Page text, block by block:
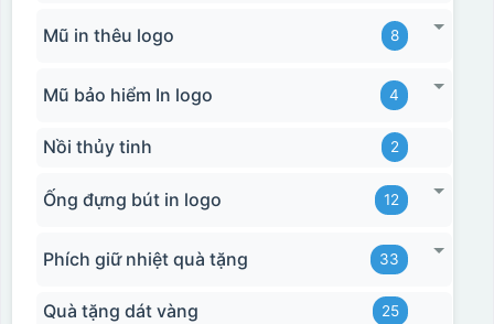
Mũ in thêu logo 8
Mũ bảo hiểm In logo 4
Nồi thủy tinh 2
Ống đựng bút in logo 12
Phích giữ nhiệt quà tặng 33
Quà tặng dát vàng 25